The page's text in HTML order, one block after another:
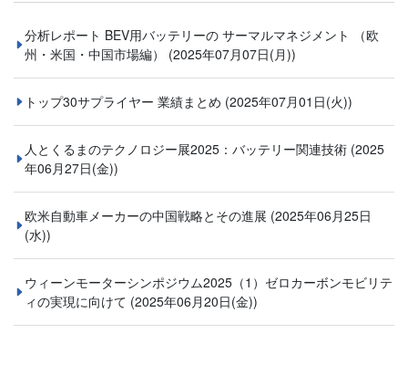
分析レポート BEV用バッテリーの サーマルマネジメント （欧
州・米国・中国市場編） (2025年07月07日(月))
トップ30サプライヤー 業績まとめ (2025年07月01日(火))
人とくるまのテクノロジー展2025：バッテリー関連技術 (2025
年06月27日(金))
欧米自動車メーカーの中国戦略とその進展 (2025年06月25日
(水))
ウィーンモーターシンポジウム2025（1）ゼロカーボンモビリテ
ィの実現に向けて (2025年06月20日(金))